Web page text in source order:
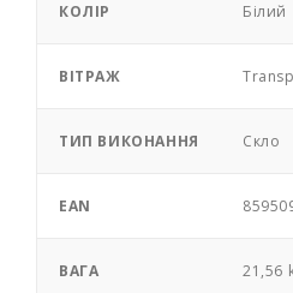
КОЛІР Білий
ВІТРАЖ
ТИП ВИКОНАННЯ Скло
EAN
ВАГА 21,56